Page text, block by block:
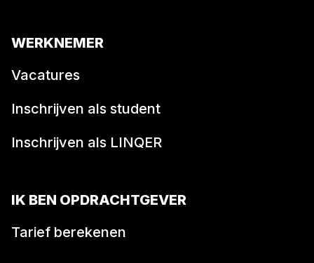
WERKNEMER
Vacatures
Inschrijven als student
Inschrijven als LINQER
IK BEN OPDRACHTGEVER
Tarief berekenen